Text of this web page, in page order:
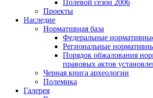
Полевой сезон 2006
Проекты
Наследие
Нормативная база
Федеральные
Региональные
Порядок обжалования
правовых актов
Черная книга археологии
Полемика
Галерея